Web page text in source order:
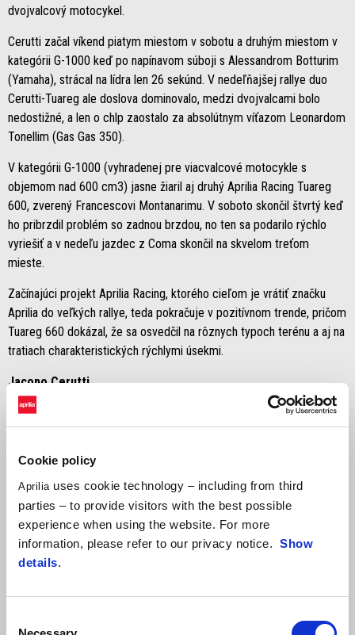
Cookie policy
Aprilia uses cookie technology – including from third
parties – to provide visitors with the best possible
experience when using the website. For more
information, please refer to our privacy notice. Show
details.
dvojvalcový motocykel.
Cerutti začal víkend piatym miestom v sobotu a druhým miestom v
kategórii G-1000 keď po napínavom súboji s Alessandrom Botturim
(Yamaha), strácal na lídra len 26 sekúnd. V nedeľňajšej rallye duo
Cerutti-Tuareg ale doslova dominovalo, medzi dvojvalcami bolo
nedostižné, a len o chlp zaostalo za absolútnym víťazom Leonardom
Tonellim (Gas Gas 350).
V kategórii G-1000 (vyhradenej pre viacvalcové motocykle s
objemom nad 600 cm3) jasne žiaril aj druhý Aprilia Racing Tuareg
600, zverený Francescovi Montanarimu. V soboto skončil štvrtý keď
ho pribrzdil problém so zadnou brzdou, no ten sa podarilo rýchlo
vyriešiť a v nedeľu jazdec z Coma skončil na skvelom treťom
mieste.
Začínajúci projekt Aprilia Racing, ktorého cieľom je vrátiť značku
Aprilia do veľkých rallye, teda pokračuje v pozitívnom trende, pričom
Tuareg 660 dokázal, že sa osvedčil na rôznych typoch terénu a aj na
tratiach charakteristických rýchlymi úsekmi.
Jacopo Cerutti
"Bol to skvelý víkend! Ak mám byť úprimný, myslel som si, že s
týmito traťami s množstvom voľných kameňov a pomerne rýchlymi
trvalo, kým som sa znovu adaptoval na motorku, zatiaľ čo Botturi
začal hneď mimoriadne razantne a podarilo sa mu poraziť ma, aj
keď nie o veľa. Celkovo to však bol pozitívny deň, ktorý sme
zakončili absolútnym piatym miestom. V nedeľu sme do toho však
dali sto percent a podali sme super výkon. Snažil som sa využiť
silné stránky motocykla, a to ovládateľnosť a ľahkosť na plynulejších